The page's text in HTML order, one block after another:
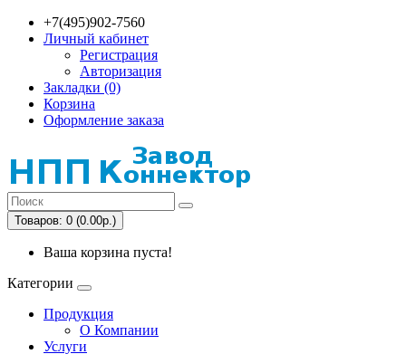
+7(495)902-7560
Личный кабинет
Регистрация
Авторизация
Закладки (0)
Корзина
Оформление заказа
Товаров: 0 (0.00р.)
Ваша корзина пуста!
Категории
Продукция
О Компании
Услуги